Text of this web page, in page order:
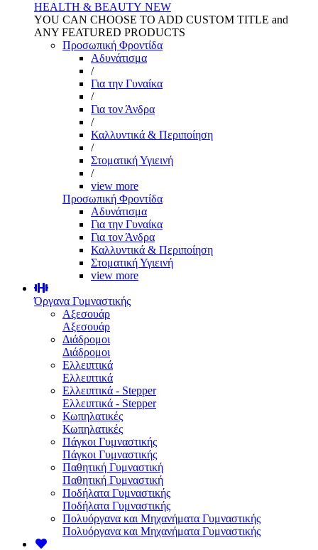
HEALTH & BEAUTY NEW
YOU CAN CHOOSE TO ADD CUSTOM TITLE and
ANY FEATURED PRODUCTS
Προσωπική Φροντίδα
Αδυνάτισμα
/
Για την Γυναίκα
/
Για τον Άνδρα
/
Καλλυντικά & Περιποίηση
/
Στοματική Υγιεινή
/
view more
Προσωπική Φροντίδα
Αδυνάτισμα
Για την Γυναίκα
Για τον Άνδρα
Καλλυντικά & Περιποίηση
Στοματική Υγιεινή
view more
Όργανα Γυμναστικής
Αξεσουάρ
Αξεσουάρ
Διάδρομοι
Διάδρομοι
Ελλειπτικά
Ελλειπτικά
Ελλειπτικά - Stepper
Ελλειπτικά - Stepper
Κωπηλατικές
Κωπηλατικές
Πάγκοι Γυμναστικής
Πάγκοι Γυμναστικής
Παθητική Γυμναστική
Παθητική Γυμναστική
Ποδήλατα Γυμναστικής
Ποδήλατα Γυμναστικής
Πολυόργανα και Μηχανήματα Γυμναστικής
Πολυόργανα και Μηχανήματα Γυμναστικής